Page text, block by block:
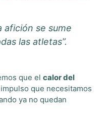
afición se sume
las atletas”.
que el calor del
que necesitamos
ya no quedan